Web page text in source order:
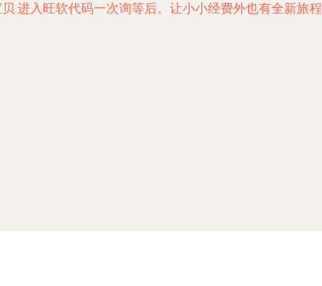
:进入旺软代码一次询等后。让小小经费外也有全新旅程